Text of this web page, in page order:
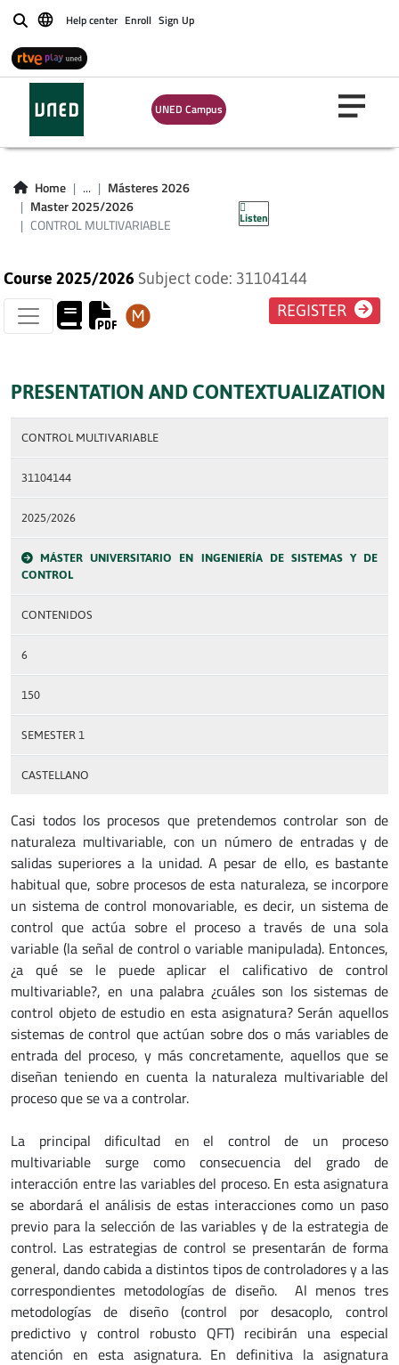
BuscarHelp center Enroll Sign Up
UNED Campus
Home ...
Másteres 2026
Master 2025/2026
CONTROL MULTIVARIABLE
Listen
CONTROL
MULTIVARIABLE
Course 2025/2026 Subject code: 31104144
REGISTER
PRESENTATION AND CONTEXTUALIZATION
CONTROL MULTIVARIABLE
31104144
2025/2026
MÁSTER UNIVERSITARIO EN INGENIERÍA DE SISTEMAS Y DE
CONTROL
CONTENIDOS
6
150
SEMESTER 1
CASTELLANO
Casi todos los procesos que pretendemos controlar son de
naturaleza multivariable, con un número de entradas y de
salidas superiores a la unidad. A pesar de ello, es bastante
habitual que, sobre procesos de esta naturaleza, se incorpore
un sistema de control monovariable, es decir, un sistema de
control que actúa sobre el proceso a través de una sola
variable (la señal de control o variable manipulada). Entonces,
¿a qué se le puede aplicar el calificativo de control
multivariable?, en una palabra ¿cuáles son los sistemas de
control objeto de estudio en esta asignatura? Serán aquellos
sistemas de control que actúan sobre dos o más variables de
entrada del proceso, y más concretamente, aquellos que se
diseñan teniendo en cuenta la naturaleza multivariable del
proceso que se va a controlar.
La principal dificultad en el control de un proceso
multivariable surge como consecuencia del grado de
interacción entre las variables del proceso. En esta asignatura
se abordará el análisis de estas interacciones como un paso
previo para la selección de las variables y de la estrategia de
control. Las estrategias de control se presentarán de forma
general, dando cabida a distintos tipos de controladores y a las
correspondientes metodologías de diseño. Al menos tres
metodologías de diseño (control por desacoplo, control
predictivo y control robusto QFT) recibirán una especial
atención en esta asignatura. En definitiva la asignatura